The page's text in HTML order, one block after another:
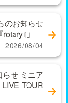
のお知らせ
』」
2026/08/04
せ ミニア
LIVE TOUR